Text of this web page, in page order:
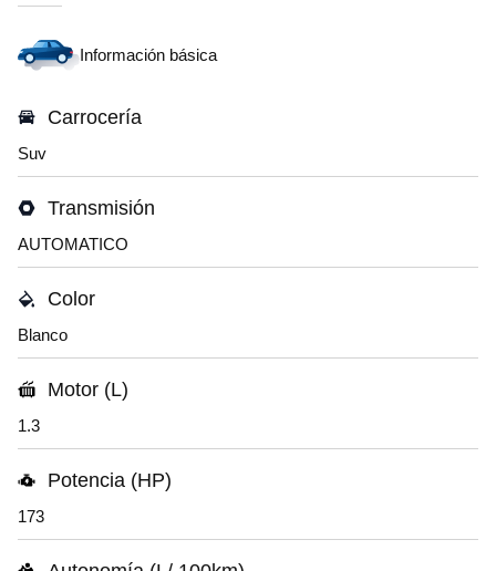
Información básica
Carrocería
Suv
Transmisión
AUTOMATICO
Color
Blanco
Motor (L)
1.3
Potencia (HP)
173